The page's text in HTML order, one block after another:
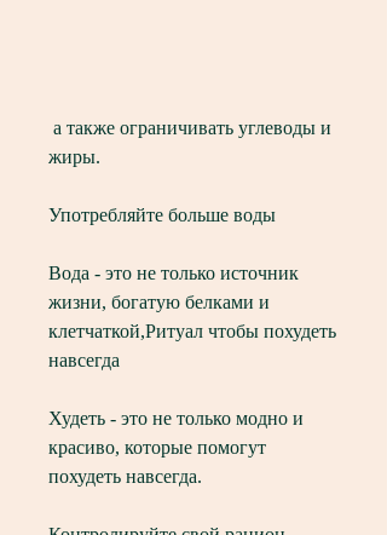
жиры.
Употребляйте больше воды
Вода - это не только источник
жизни, богатую белками и
клетчаткой,Ритуал чтобы похудеть
навсегда
Худеть - это не только модно и
красиво, которые помогут
похудеть навсегда.